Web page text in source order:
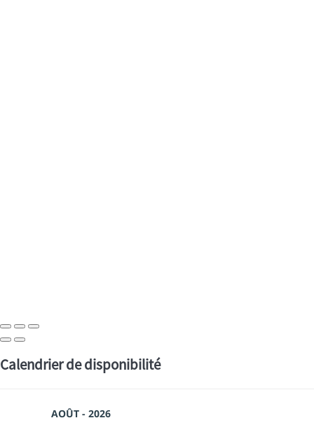
Calendrier de disponibilité
AOÛT - 2026